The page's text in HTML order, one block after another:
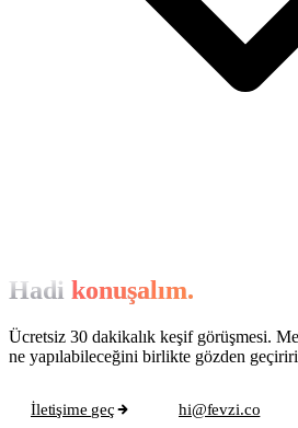
Hadi konuşalım.
Ücretsiz 30 dakikalık keşif görüşmesi.
ne yapılabileceğini birlikte gözden
İletişime geç
hi@fevzi.co